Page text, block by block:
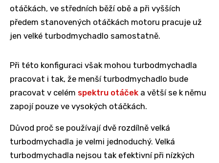
otáčkách, ve středních běží obě a při vyšších
předem stanovených otáčkách motoru pracuje už
jen velké turbodmychadlo samostatně.
Při této konfiguraci však mohou turbodmychadla
pracovat i tak, že menší turbodmychadlo bude
pracovat v celém spektru otáček a větší se k němu
zapojí pouze ve vysokých otáčkách.
Důvod proč se používají dvě rozdílně velká
turbodmychadla je velmi jednoduchý. Velká
turbodmychadla nejsou tak efektivní při nízkých